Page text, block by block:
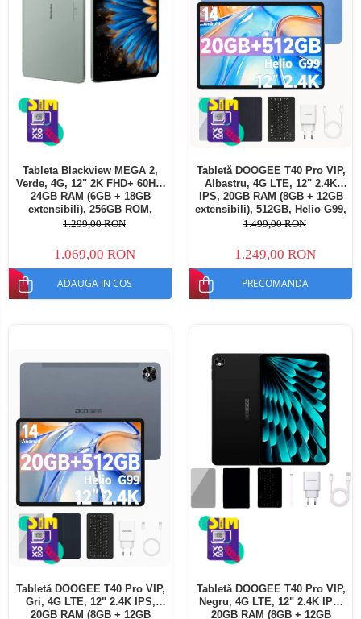
Tableta Blackview MEGA 2,
Verde, 4G, 12" 2K FHD+ 60Hz,
24GB RAM (6GB + 18GB
extensibili), 256GB ROM,
Android 15, Unisoc T615,
Stylus, Face Unlock, Dual SIM
1.299,00 RON
1.069,00 RON
ADAUGA IN COS
Tabletă DOOGEE T40 Pro VIP,
Albastru, 4G LTE, 12" 2.4K
IPS, 20GB RAM (8GB + 12GB
extensibili), 512GB, Helio G99,
10800mAh, 33W, Android 14,
1.499,00 RON
1.249,00 RON
PRECOMANDA
Tabletă DOOGEE T40 Pro VIP,
Gri, 4G LTE, 12" 2.4K IPS,
20GB RAM (8GB + 12GB
Tabletă DOOGEE T40 Pro VIP,
Negru, 4G LTE, 12" 2.4K IPS,
20GB RAM (8GB + 12GB